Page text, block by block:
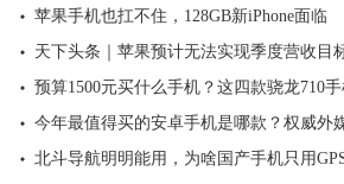
苹果手机也扛不住，128GB新iPhone面临
天下头条｜苹果预计无法实现季度营收目
预算1500元买什么手机？这四款骁龙710
今年最值得买的安卓手机是哪款？权威外
北斗导航明明能用，为啥国产手机只用